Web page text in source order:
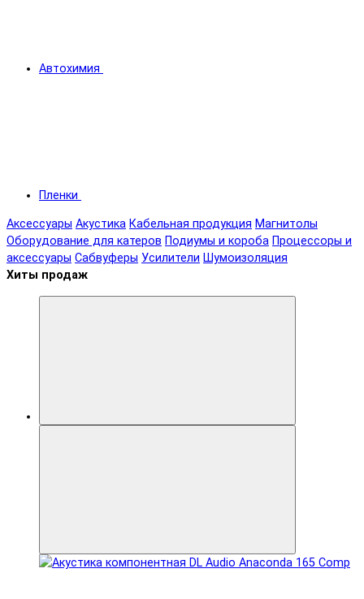
Автохимия
Пленки
Аксессуары Акустика Кабельная продукция Магнитолы
Оборудование для катеров Подиумы и короба Процессоры и
аксессуары Сабвуферы Усилители Шумоизоляция
Хиты продаж